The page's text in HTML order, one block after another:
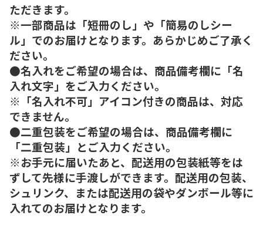
ただきます。
※一部商品は「短冊のし」や「簡易のしシー
ル」でのお届けとなります。あらかじめご了承く
ださい。
●名入れをご希望の場合は、商品備考欄に「名
入れ文字」をご入力ください。
※「名入れ不可」アイコン付きの商品は、対応
できません。
●二重包装をご希望の場合は、商品備考欄に
「二重包装」とご入力ください。
※お手元に届いたあと、配送用の包装紙等をは
ずして先様に手渡しができます。配送用の包装、
シュリンク、または配送用の袋やダンボール等に
入れてのお届けとなります。